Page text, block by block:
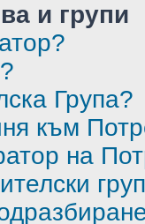
и групи
Група?
към
на